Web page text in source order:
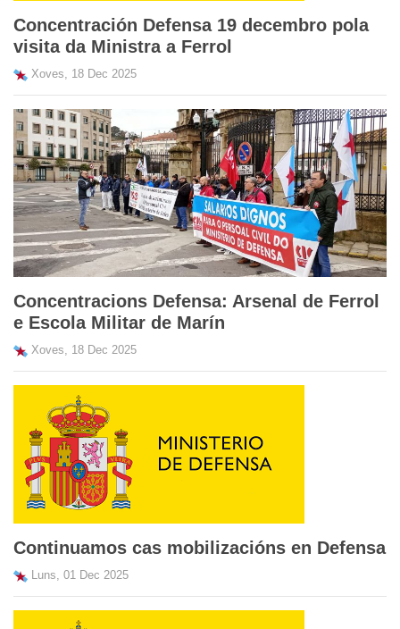
Concentración Defensa 19 decembro pola
visita da Ministra a Ferrol
Xoves, 18 Dec 2025
Concentracions Defensa: Arsenal de Ferrol
e Escola Militar de Marín
Xoves, 18 Dec 2025
Continuamos cas mobilizacións en Defensa
Luns, 01 Dec 2025